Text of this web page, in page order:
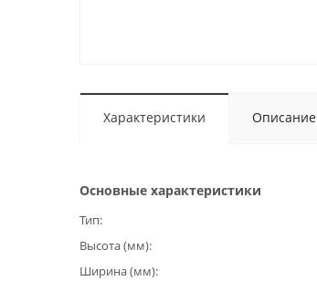
Характеристики Описание
Основные характеристики
Тип
Высота (мм)
Ширина (мм)